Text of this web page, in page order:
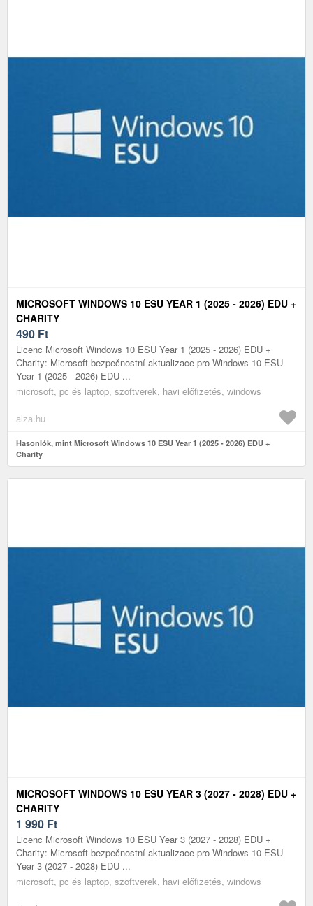
MICROSOFT WINDOWS 10 ESU YEAR 1 (2025 - 2026) EDU +
CHARITY
490 Ft
Licenc Microsoft Windows 10 ESU Year 1 (2025 - 2026) EDU +
Charity: Microsoft bezpečnostní aktualizace pro Windows 10 ESU
Year 1 (2025 - 2026) EDU ...
microsoft, pc és laptop, szoftverek, havi előfizetés, windows
alza.hu
Hasonlók, mint Microsoft Windows 10 ESU Year 1 (2025 - 2026) EDU +
Charity
MICROSOFT WINDOWS 10 ESU YEAR 3 (2027 - 2028) EDU +
CHARITY
1 990 Ft
Licenc Microsoft Windows 10 ESU Year 3 (2027 - 2028) EDU +
Charity: Microsoft bezpečnostní aktualizace pro Windows 10 ESU
Year 3 (2027 - 2028) EDU ...
microsoft, pc és laptop, szoftverek, havi előfizetés, windows